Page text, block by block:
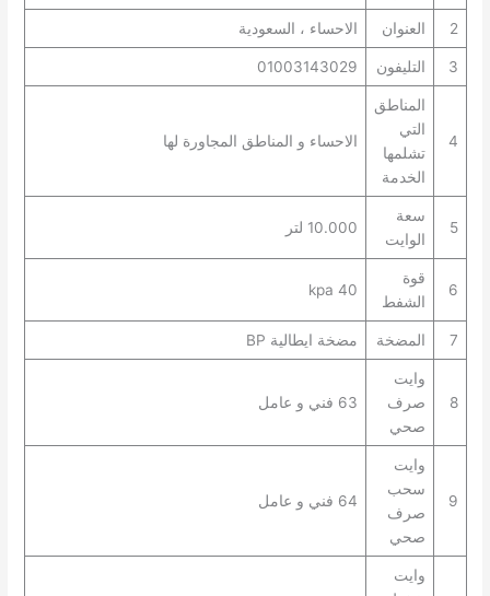
2 العنوان الاحساء ، السعودية
3 التليفون 01003143029
4
المناطق
التي
تشلمها
الخدمة
الاحساء و المناطق المجاورة لها
5
سعة
الوايت
10.000 لتر
6
قوة
الشفط
40 kpa
7 المضخة مضخة ايطالية BP
8
وايت
صرف
صحي
63 فني و عامل
9
وايت
سحب
صرف
صحي
64 فني و عامل
وايت